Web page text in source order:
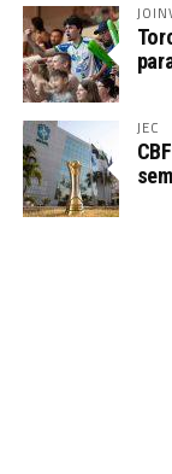
JEC